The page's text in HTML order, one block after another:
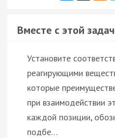
Вместе с этой
Установите
реагирующими
которые
при взаимодействии
каждой позиции,
подбе…